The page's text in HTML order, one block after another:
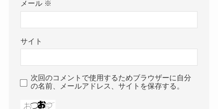
メール ※
サイト
次回のコメントで使用するためブラウザーに自分
の名前、メールアドレス、サイトを保存する。